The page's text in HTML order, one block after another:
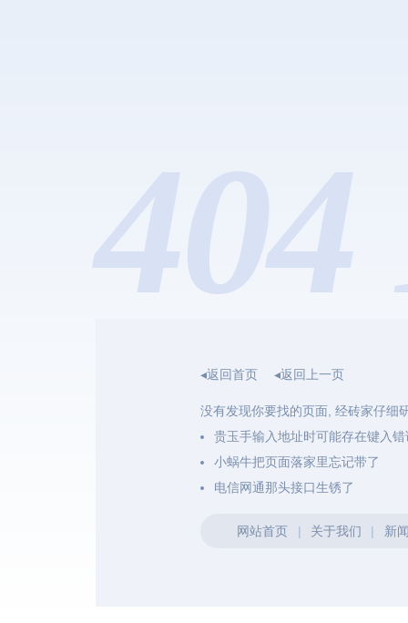
◂返回首页 ◂返回上一页
没有发现你要找的页面, 经砖家仔细
贵玉手输入地址时可能存在键入错
小蜗牛把页面落家里忘记带了
电信网通那头接口生锈了
网站首页 | 关于我们 | 新